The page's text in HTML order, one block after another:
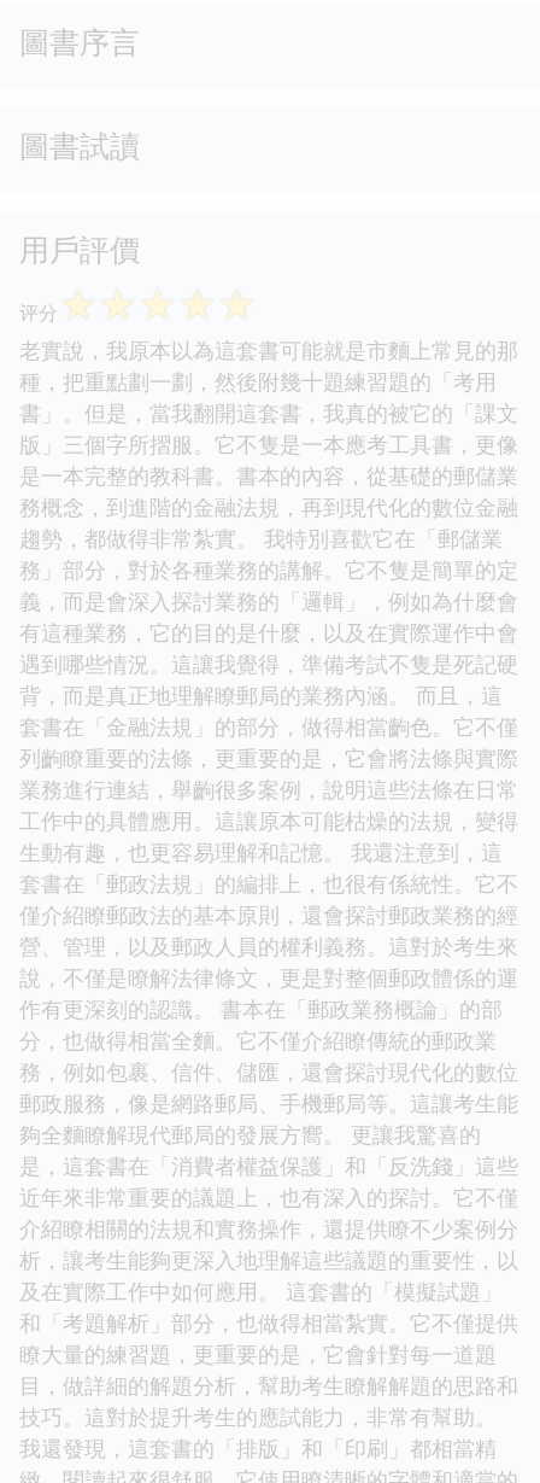
圖書序言
圖書試讀
用戶評價
评分 ☆☆☆☆☆
老實說，我原本以為這套書可能就是市麵上常見的那
種，把重點劃一劃，然後附幾十題練習題的「考用
書」。但是，當我翻開這套書，我真的被它的「課文
版」三個字所摺服。它不隻是一本應考工具書，更像
是一本完整的教科書。書本的內容，從基礎的郵儲業
務概念，到進階的金融法規，再到現代化的數位金融
趨勢，都做得非常紮實。 我特別喜歡它在「郵儲業
務」部分，對於各種業務的講解。它不隻是簡單的定
義，而是會深入探討業務的「邏輯」，例如為什麼會
有這種業務，它的目的是什麼，以及在實際運作中會
遇到哪些情況。這讓我覺得，準備考試不隻是死記硬
背，而是真正地理解瞭郵局的業務內涵。 而且，這
套書在「金融法規」的部分，做得相當齣色。它不僅
列齣瞭重要的法條，更重要的是，它會將法條與實際
業務進行連結，舉齣很多案例，說明這些法條在日常
工作中的具體應用。這讓原本可能枯燥的法規，變得
生動有趣，也更容易理解和記憶。 我還注意到，這
套書在「郵政法規」的編排上，也很有係統性。它不
僅介紹瞭郵政法的基本原則，還會探討郵政業務的經
營、管理，以及郵政人員的權利義務。這對於考生來
說，不僅是瞭解法律條文，更是對整個郵政體係的運
作有更深刻的認識。 書本在「郵政業務概論」的部
分，也做得相當全麵。它不僅介紹瞭傳統的郵政業
務，例如包裹、信件、儲匯，還會探討現代化的數位
郵政服務，像是網路郵局、手機郵局等。這讓考生能
夠全麵瞭解現代郵局的發展方嚮。 更讓我驚喜的
是，這套書在「消費者權益保護」和「反洗錢」這些
近年來非常重要的議題上，也有深入的探討。它不僅
介紹瞭相關的法規和實務操作，還提供瞭不少案例分
析，讓考生能夠更深入地理解這些議題的重要性，以
及在實際工作中如何應用。 這套書的「模擬試題」
和「考題解析」部分，也做得相當紮實。它不僅提供
瞭大量的練習題，更重要的是，它會針對每一道題
目，做詳細的解題分析，幫助考生瞭解解題的思路和
技巧。這對於提升考生的應試能力，非常有幫助。
我還發現，這套書的「排版」和「印刷」都相當精